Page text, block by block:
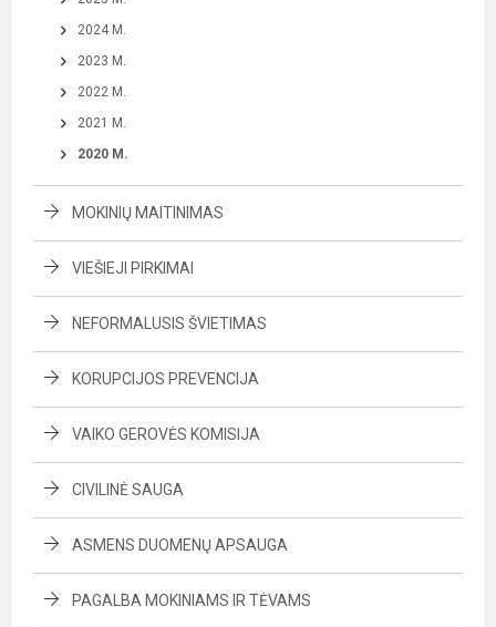
2024 M.
2023 M.
2022 M.
2021 M.
2020 M.
MOKINIŲ MAITINIMAS
VIEŠIEJI PIRKIMAI
NEFORMALUSIS ŠVIETIMAS
KORUPCIJOS PREVENCIJA
VAIKO GEROVĖS KOMISIJA
CIVILINĖ SAUGA
ASMENS DUOMENŲ APSAUGA
PAGALBA MOKINIAMS IR TĖVAMS